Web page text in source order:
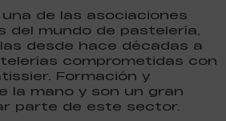
de las asociaciones
del mundo de pastelería,
desde hace décadas a
comprometidas con
Formación y
la mano y son un gran
parte de este sector.